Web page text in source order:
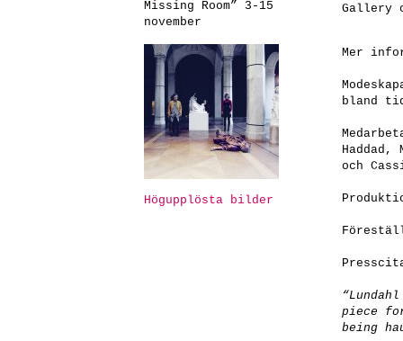
Högupplösta bilder
Gallery
Mer
bland
Haddad,
och
piece
being